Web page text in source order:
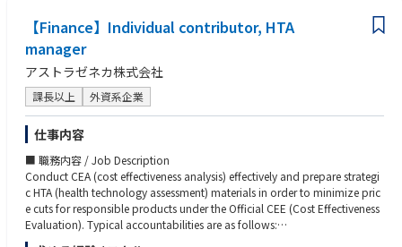
【具体的には】
ご入社後は、上長のもとで以下のような業務をお任せします。
・委員会や政府等への説明に必要な情報やデータの収集、分析および資料
作成
・日々の原油価格変動に対する要因分析、週次・月次ペースでの各社の統
計データ集計
・各種会議の議事録等の作成
・一部関係省庁とのやり取り（確認事項等）
・会員会社へのヒアリングや、政府（エネ庁など）との折衝同行・参加等
※会員企業とのやり取りの中で、主体的に業界としての方向性を模索し、
国に対して一緒に提言していくことで、我が国の石油、エネルギーの安定
供給に貢献していただくことを期待しています。
※入局後3年程度以降は、ご本人の適性やキャリアパス形成に必要な業務
■複数案件を並行して処理できる方（マルチタスク能力）
■政府等関係者や石油会社との折衝・調整に抵抗感なく取り組むことがで
きる方
■技術と法令の両方に興味のある方・抵抗のない方
■業界や企業としての方針を踏まえた政策提案等に興味がある方
■統計など数量データを分析・意義付け・駆使してロジカルな主張を構築
できる方
【Finance】Individual contributor, HTA
manager
アストラゼネカ株式会社
課長以上 外資系企業
仕事内容
■ 職務内容 / Job Description
Conduct CEA (cost effectiveness analysis) effectively and prepare strategi
c HTA (health technology assessment) materials in order to minimize pric
e cuts for responsible products under the Official CEE (Cost Effectiveness
Evaluation). Typical accountabilities are as follows:
• Accomplish CEA according to the guidelines and generate plausible res